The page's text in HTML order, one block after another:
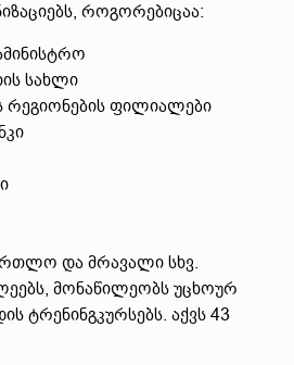
როგორებიცაა:
სახლი
რეგიონების ფილიალები
და მრავალი სხვ.
მონაწილეობს უცხოურ
ტრენინგკურსებს. აქვს 43